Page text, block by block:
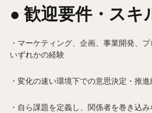
● 歓迎要件・スキ
・マーケティング、企画、事業開発、
いずれかの経験
・変化の速い環境下での意思決定・推進
・自ら課題を定義し、関係者を巻き込